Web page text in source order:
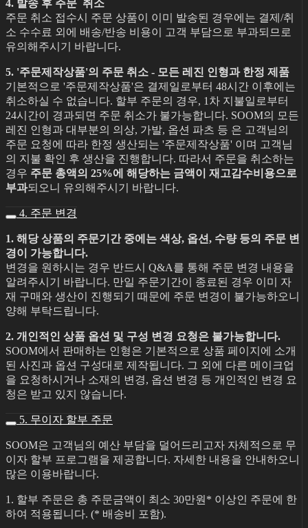
4. 발송 후 주문 취소
주문 취소 접수시 주문 상품이 이미 발송된 경우에는 결제/취
소 수수료 외에 배송/반송 비용이 고객 부담으로 부과되므로
유의해주시기 바랍니다.
5. '주문제작상품'의 주문 취소 - 모든 레진 인형과 한정 제품
기본적으로 '주문제작상품'은 결제일로부터 48시간 이후에는
취소하실 수 없습니다. 할부 주문의 경우, 1차 지불일로부터
24시간이 경과되면 주문 취소가 불가능합니다. SOOM의 모든
레진 인형과 대부분의 의상, 가발, 옵션 파츠 등 은 고객님의
주문 요청에 따라 한정 생산되는 '주문제작상품' 이며 고객님
의 지불 확인 후 생산을 진행합니다. 따라서 주문을 취소하는
경우 주문 총액의 25%에 해당하는 금액이 재고감수비용으로
부과되오니 유의해주시기 바랍니다.
4. 주문 변경
1. 해당 상품의 주문기간 중에는 색상, 옵션, 수량 등의 주문 변
경이 가능합니다.
변경을 원하시는 경우 반드시 Q&A를 통해 주문 변경 내용을
알려주시기 바랍니다. 만일 주문기간이 종료된 경우 이미 자
재 구매와 생산이 진행되기 때문에 주문 변경이 불가능하오니
양해 부탁드립니다.
2. 개인적인 상품 옵션 및 구성 변경 요청은 불가능합니다.
SOOM에서 판매하는 인형은 기본적으로 상품 페이지에 소개
된 사진과 옵션 구성대로 제작됩니다. 그 외에 다른 메이크업
을 요청하시거나 소재의 변경, 옵션 변경 등 개인적인 변경 요
청은 받고 있지 않습니다.
5. 무이자 할부 주문
SOOM은 고객님의 예산 부담을 덜어드리고자 자체적으로 무
이자 할부 프로그램을 제공합니다. 자세한 내용을 안내하오니
많은 이용바랍니다.
1. 할부 주문은 총 주문금액이 최소 30만원* 이상인 주문에 한
하여 적용됩니다. (* 배송비 포함).